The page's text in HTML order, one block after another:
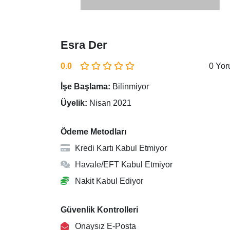
Esra Der
0.0 0
İşe Başlama: Bilinmiyor
Üyelik: Nisan 2021
Ödeme Metodları
Kredi Kartı Kabul Etmiyor
Havale/EFT Kabul Etmiyor
Nakit Kabul Ediyor
Güvenlik Kontrolleri
Onaysız E-Posta